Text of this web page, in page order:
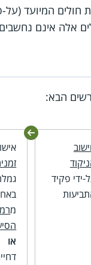
חולים המיועד (על-
אלה אינם נחשבים
הבא:
ידי פקיד
מ
או